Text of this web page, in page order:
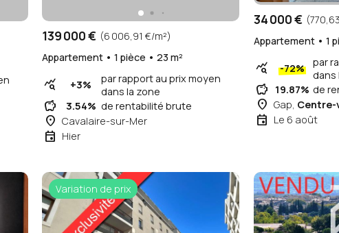
139 000 € (6 006,91 €/m²)
Appartement • 1 pièce • 23 m²
query_stats +3%
par rapport au prix moyen
dans la zone
savings 3.54% de rentabilité brute
place Cavalaire-sur-Mer
event Hier
34 000 €
Appartement • 1
query_stats -72%
par
dans
savings 19.87% de
place Gap, Centre-
event Le 6 août
Variation de prix